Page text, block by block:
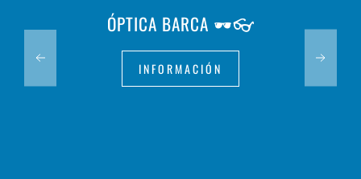
ÓPTICA BARCA 🕶️👓
INFORMACIÓN